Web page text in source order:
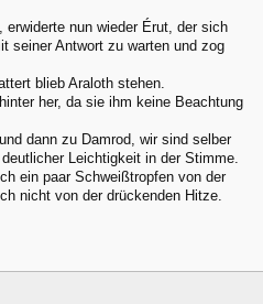
erwiderte nun wieder Érut, der sich
seiner Antwort zu warten und zog
blieb Araloth stehen.
her, da sie ihm keine Beachtung
dann zu Damrod, wir sind selber
Leichtigkeit in der Stimme.
ein paar Schweißtropfen von der
nicht von der drückenden Hitze.